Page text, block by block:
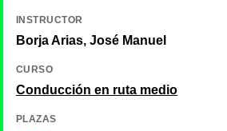
INSTRUCTOR
Borja Arias, José Manuel
CURSO
Conducción en ruta medio
PLAZAS